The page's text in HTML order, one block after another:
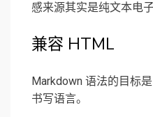
感来源其实是纯文本电
兼容 HTML
Markdown 语法的目标
书写语言。